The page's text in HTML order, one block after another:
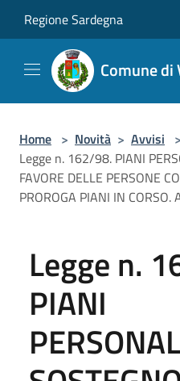
Regione Sardegna
Comune di
Home > Novità > Avvisi >
Legge n. 162/98. PIANI
FAVORE DELLE PERSONE
PROROGA PIANI IN
Legge n.
PIANI